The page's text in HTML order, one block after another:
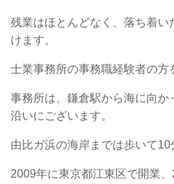
残業はほとんどなく、落ち着
けます。
士業事務所の事務職経験者の方
事務所は、鎌倉駅から海に向か
沿いにございます。
由比ガ浜の海岸までは歩いて10
2009年に東京都江東区で開業、